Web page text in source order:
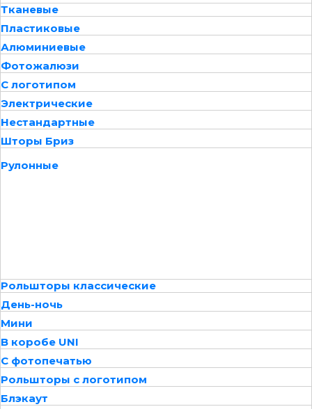
Тканевые
Пластиковые
Алюминиевые
Фотожалюзи
С логотипом
Электрические
Нестандартные
Шторы Бриз
Рулонные
Рольшторы классические
День-ночь
Мини
В коробе UNI
С фотопечатью
Рольшторы с логотипом
Блэкаут